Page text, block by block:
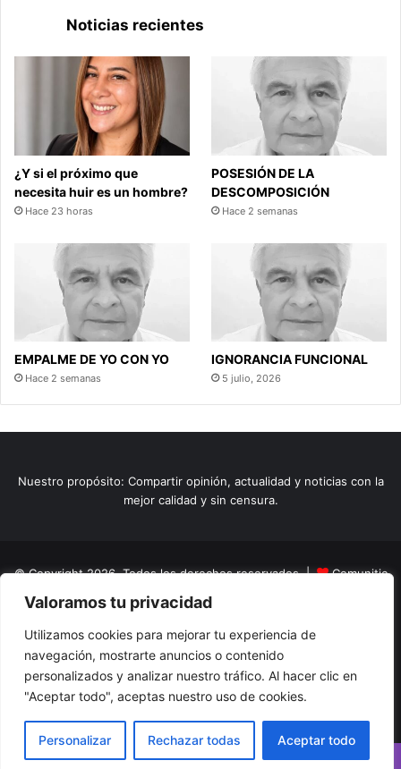
Valoramos tu privacidad
Utilizamos cookies para mejorar tu experiencia de
navegación, mostrarte anuncios o contenido
personalizados y analizar nuestro tráfico. Al hacer clic en
"Aceptar todo", aceptas nuestro uso de cookies.
Personalizar Rechazar todas Aceptar todo
Noticias recientes
¿Y si el próximo que
necesita huir es un hombre?
Hace 23 horas
POSESIÓN DE LA
DESCOMPOSICIÓN
Hace 2 semanas
EMPALME DE YO CON YO
Hace 2 semanas
IGNORANCIA FUNCIONAL
5 julio, 2026
Nuestro propósito: Compartir opinión, actualidad y noticias con la
mejor calidad y sin censura.
© Copyright 2026, Todos los derechos reservados |
Comunitic
SAS BICNit 901228106
Home
Actualidad Variedades Opinion Turismo
El Tinteadero
Caricaturas Reportajes
FacebookYouTubeInstagram